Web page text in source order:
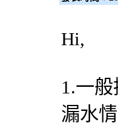
Hi,
1.一
漏水